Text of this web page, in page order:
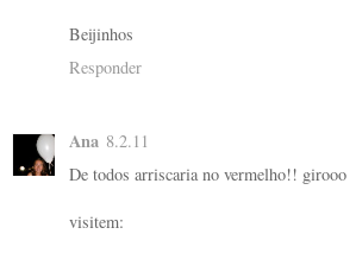
Beijinhos
Responder
Ana 8.2.11
De todos arriscaria no vermelho!! girooo
visitem: